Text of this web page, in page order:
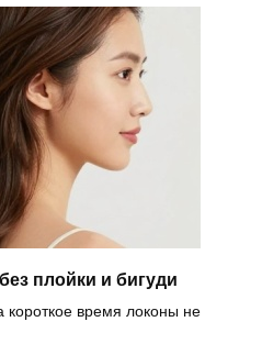
плойки и бигуди
короткое время локоны не